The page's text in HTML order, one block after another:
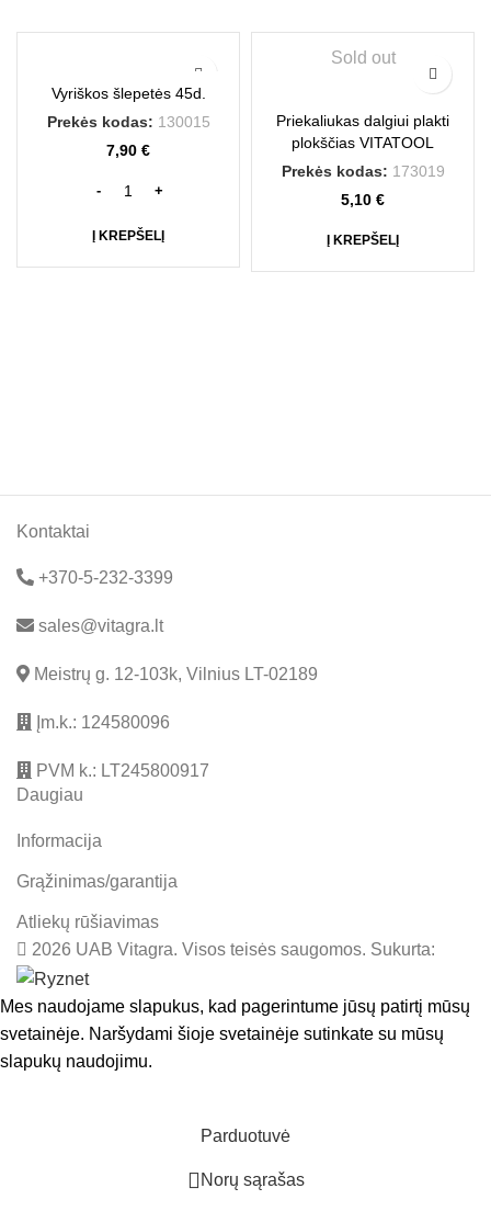
Vyriškos šlepetės 45d.
Prekės kodas: 130015
7,90 €
Į KREPŠELĮ
Sold out
Priekaliukas dalgiui plakti
plokščias VITATOOL
Prekės kodas: 173019
5,10 €
Į KREPŠELĮ
Kontaktai
+370-5-232-3399
sales@vitagra.lt
Meistrų g. 12-103k, Vilnius LT-02189
Įm.k.: 124580096
PVM k.: LT245800917
Daugiau
Informacija
Grąžinimas/garantija
Atliekų rūšiavimas
2026 UAB Vitagra. Visos teisės saugomos. Sukurta:
Mes naudojame slapukus, kad pagerintume jūsų patirtį mūsų
svetainėje. Naršydami šioje svetainėje sutinkate su mūsų
slapukų naudojimu.
Parduotuvė
Norų sąrašas